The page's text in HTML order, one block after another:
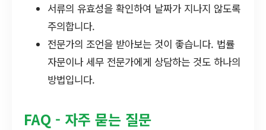
서류의 유효성을 확인하여 날짜가 지나지 않도록
주의합니다.
전문가의 조언을 받아보는 것이 좋습니다. 법률
자문이나 세무 전문가에게 상담하는 것도 하나의
방법입니다.
FAQ - 자주 묻는 질문